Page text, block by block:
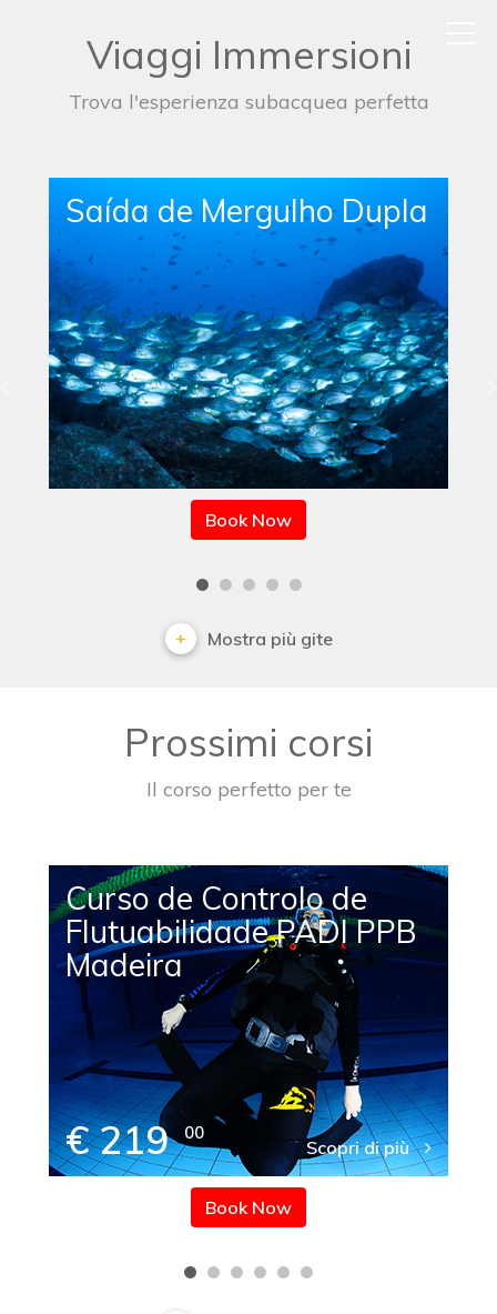
Viaggi Immersioni
Trova l'esperienza subacquea perfetta
Single Boat Dive Trip
Book Now
Mostra più gite
Prossimi corsi
Il corso perfetto per te
Curso de Controlo de
Flutuabilidade PADI PPB
Madeira
€ 219 00
Scopri di più
Book Now